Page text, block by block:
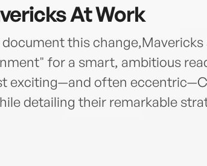
At Work
this change,Mavericks
for a smart, ambitious
exciting—and often
detailing their remarkable